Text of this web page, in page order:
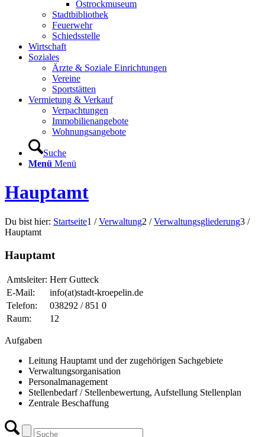
Ostrockmuseum
Stadtbibliothek
Feuerwehr
Schiedsstelle
Wirtschaft
Soziales
Ärzte & Soziale Einrichtungen
Vereine
Sportstätten
Vermietung & Verkauf
Verpachtungen
Immobilienangebote
Wohnungsangebote
Suche
Menü Menü
Hauptamt
Du bist hier: Startseite1 / Verwaltung2 / Verwaltungsgliederung3 /
Hauptamt
Hauptamt
Amtsleiter: Herr Gutteck
E-Mail:
info(at)stadt-kroepelin.de
Telefon:
038292 / 851 0
Raum:
12
Aufgaben
Leitung Hauptamt und der zugehörigen Sachgebiete
Verwaltungsorganisation
Personalmanagement
Stellenbedarf / Stellenbewertung, Aufstellung Stellenplan
Zentrale Beschaffung